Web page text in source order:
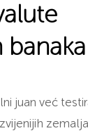
banaka
juan već